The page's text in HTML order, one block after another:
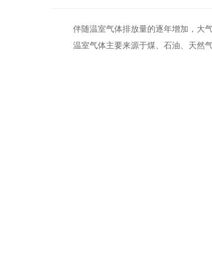
伴随温室气体排放量的逐年增加，大
温室气体主要来源于煤、石油、天然